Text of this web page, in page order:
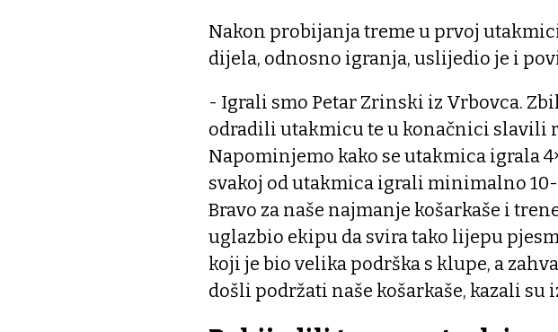
Nakon probijanja treme u prvoj
dijela, odnosno igranja, uslijedio je i
- Igrali smo Petar Zrinski iz Vrbovca.
odradili utakmicu te u konačnici slavili
Napominjemo kako se utakmica igrala
svakoj od utakmica igrali minimalno
Bravo za naše najmanje košarkaše i
uglazbio ekipu da svira tako lijepu
koji je bio velika podrška s klupe, a
došli podržati naše košarkaše, kazali su